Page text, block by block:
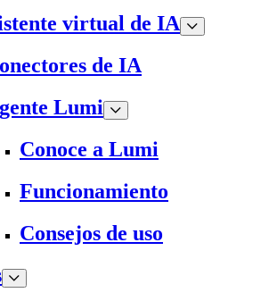
virtual de IA
de IA
Lumi
Conoce a Lumi
Funcionamiento
Consejos de uso